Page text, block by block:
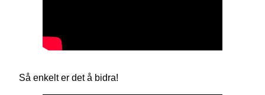
Så enkelt er det å bidra!